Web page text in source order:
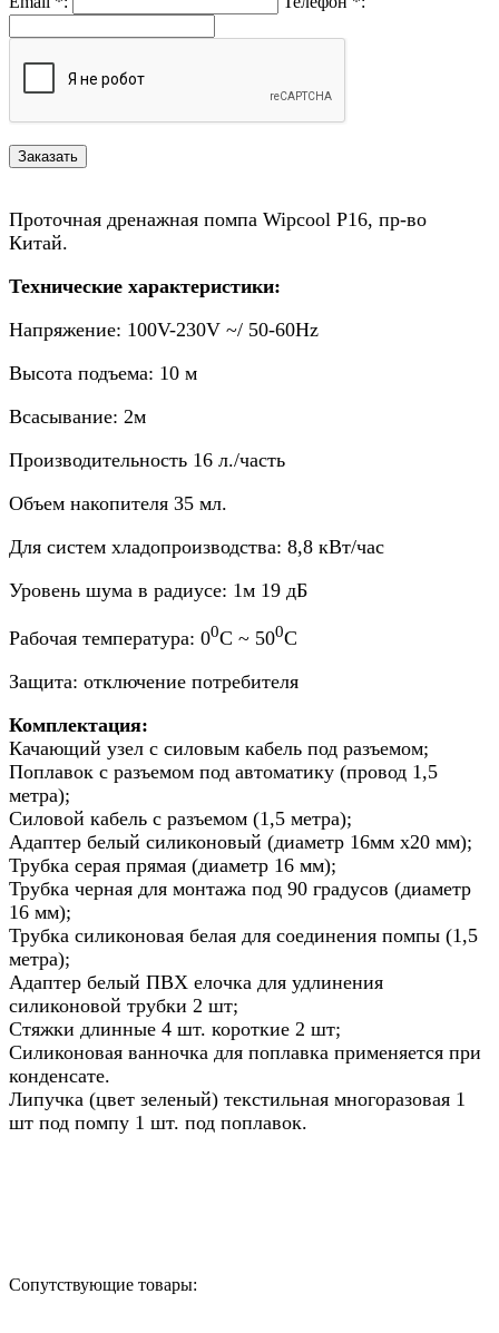
Проточная дренажная помпа Wipcool Р16, пр-во
Китай.
Технические характеристики:
Напряжение: 100V-230V ~/ 50-60Hz
Высота подъема: 10 м
Всасывание: 2м
Производительность 16 л./часть
Объем накопителя 35 мл.
Для систем хладопроизводства: 8,8 кВт/час
Уровень шума в радиусе: 1м 19 дБ
Рабочая температура: 00С ~ 500C
Защита: отключение потребителя
Комплектация:
Качающий узел с силовым кабель под разъемом;
Поплавок с разъемом под автоматику (провод 1,5
метра);
Силовой кабель с разъемом (1,5 метра);
Адаптер белый силиконовый (диаметр 16мм х20 мм);
Трубка серая прямая (диаметр 16 мм);
Трубка черная для монтажа под 90 градусов (диаметр
16 мм);
Трубка силиконовая белая для соединения помпы (1,5
метра);
Адаптер белый ПВХ елочка для удлинения
силиконовой трубки 2 шт;
Стяжки длинные 4 шт. короткие 2 шт;
Силиконовая ванночка для поплавка применяется при
конденсате.
Липучка (цвет зеленый) текстильная многоразовая 1
шт под помпу 1 шт. под поплавок.
Сопутствующие товары: